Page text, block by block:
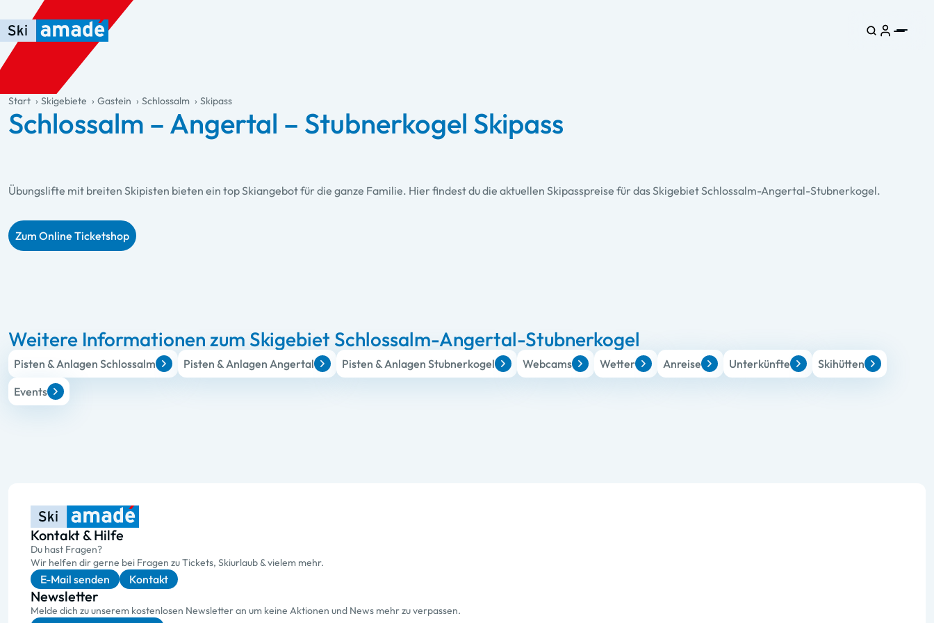
Zum Haupt-Inhalt springen
Springe zur Tabelle
Zur Haupt-Navigation springen
general.table-of-content
Start Skigebiete Gastein Schlossalm Skipass
Schlossalm – Angertal – Stubnerkogel Skipass
Übungslifte mit breiten Skipisten bieten ein top Skiangebot für die ganze Familie. Hier findest du die aktuellen Skipasspreise für das Skigebiet Schlossalm-Angertal-Stubnerkogel.
Zum Online Ticketshop
Weitere Informationen zum Skigebiet Schlossalm-Angertal-Stubnerkogel
Pisten & Anlagen Schlossalm Pisten & Anlagen Angertal Pisten & Anlagen Stubnerkogel Webcams Wetter Anreise Unterkünfte
Skihütten
Events
Kontakt & Hilfe
Du hast Fragen?
Wir helfen dir gerne bei Fragen zu Tickets, Skiurlaub & vielem mehr.
E-Mail senden Kontakt
Newsletter
Melde dich zu unserem kostenlosen Newsletter an um keine Aktionen und News mehr zu verpassen.